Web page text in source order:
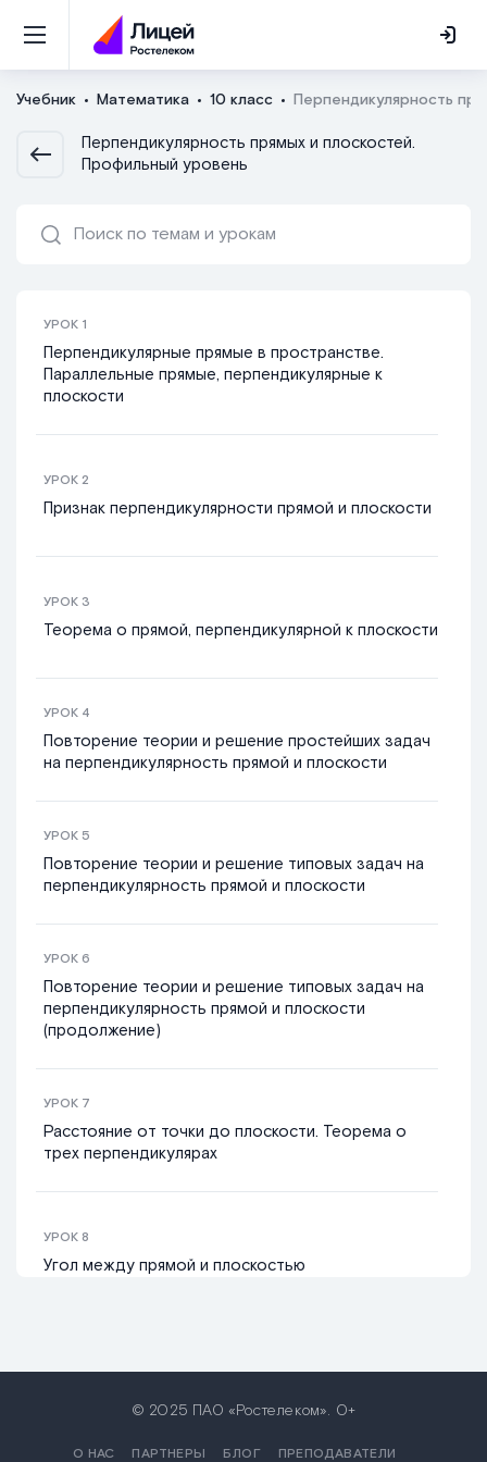
Учебник Математика 10 класс Перпендикулярность
Перпендикулярность прямых и плоскостей.
Профильный уровень
УРОК 1
Перпендикулярные прямые в пространстве.
Параллельные прямые, перпендикулярные к
плоскости
УРОК 2
Признак перпендикулярности прямой и плоскости
УРОК 3
Теорема о прямой, перпендикулярной к плоскости
УРОК 4
Повторение теории и решение простейших задач
на перпендикулярность прямой и плоскости
УРОК 5
Повторение теории и решение типовых задач на
перпендикулярность прямой и плоскости
УРОК 6
Повторение теории и решение типовых задач на
перпендикулярность прямой и плоскости
(продолжение)
УРОК 7
Расстояние от точки до плоскости. Теорема о
трех перпендикулярах
УРОК 8
Угол между прямой и плоскостью
Повторение теории по темам «Теорема о трех
плоскостью»© 2025 ПАО «Ростелеком». 0+
О НАС ПАРТНЕРЫ БЛОГ ПРЕПОДАВАТЕЛИ